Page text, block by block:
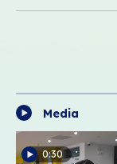
Media
0:30